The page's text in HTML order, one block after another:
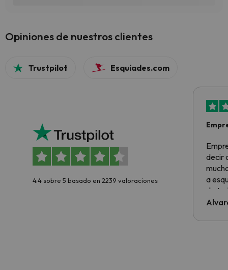
Opiniones de nuestros clientes
Trustpilot Esquiades.com
4.4 sobre 5 basado en 2239 valoraciones
decir
a
de
al
culpa